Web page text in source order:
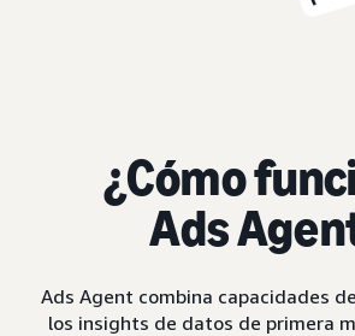
¿Cómo
Ads
Ads Agent combina capacidades
los insights de datos de primera